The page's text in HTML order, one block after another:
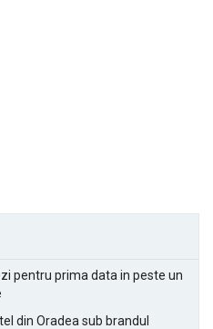
pentru prima data in peste un
din Oradea sub brandul